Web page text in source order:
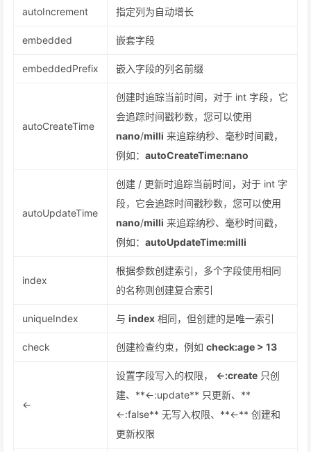
autoIncrement 指定列为自动增长
embedded 嵌套字段
embeddedPrefix 嵌入字段的列名前缀
autoCreateTime
创建时追踪当前时间，对于 int 字段，它
会追踪时间戳秒数，您可以使用
nano/milli 来追踪纳秒、毫秒时间戳，
例如： autoCreateTime:nano
autoUpdateTime
创建 / 更新时追踪当前时间，对于 int 字
段，它会追踪时间戳秒数，您可以使用
nano/milli 来追踪纳秒、毫秒时间戳，
例如： autoUpdateTime:milli
index
根据参数创建索引，多个字段使用相同
的名称则创建复合索引
uniqueIndex 与 index 相同，但创建的是唯一索引
check 创建检查约束，例如 check:age > 13
<-
设置字段写入的权限， <-:create 只创
建、**<-:update** 只更新、**
<-:false** 无写入权限、**<-** 创建和
更新权限